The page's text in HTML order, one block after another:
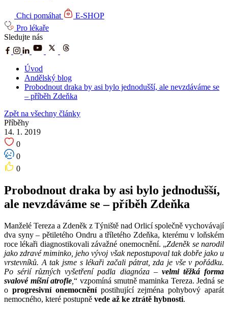
Chci pomáhat
E-SHOP
Pro lékaře
Sledujte nás
Úvod
Andělský blog
Probodnout draka by asi bylo jednodušší, ale nevzdáváme se
– příběh Zdeňka
Zpět na všechny články
Příběhy
14. 1. 2019
0
0
0
Probodnout draka by asi bylo jednodušší,
ale nevzdáváme se – příběh Zdeňka
Manželé Tereza a Zdeněk z Týniště nad Orlicí společně vychovávají
dva syny – pětiletého Ondru a tříletého Zdeňka, kterému v loňském
roce lékaři diagnostikovali závažné onemocnění. „Zdeněk se narodil
jako zdravé miminko, jeho vývoj však nepostupoval tak dobře jako u
vrstevníků. A tak jsme s lékaři začali pátrat, zda je vše v pořádku.
Po sérií různých vyšetření padla diagnóza – velmi těžká forma
svalové míšní atrofie ,“ vzpomíná smutně maminka Tereza. Jedná se
o progresivní onemocněnípostihující zejména pohybový aparát
nemocného, které postupně vede až ke ztrátě hybnosti.